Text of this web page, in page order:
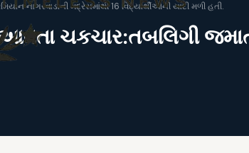
નાગરવાડાની મદ્રેસમાંથી 16 વિદ્યાર્થીઓની યાદી મળી હતી.
આવતા ચકચાર:તબલિગી